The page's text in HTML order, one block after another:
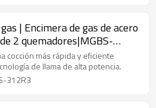
| Encimera de gas de acero
2 quemadores|MGBS-
cocción más rápida y eficiente
de llama de alta potencia.
312R3